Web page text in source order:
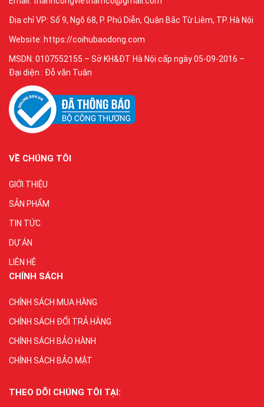
Địa chỉ VP: Số 9, Ngõ 68, P. Phú Diễn, Quận Bắc Từ Liêm, TP. Hà Nội
Website: https://coihubaodong.com
MSDN: 0107552155 – Sở KH&ĐT Hà Nội cấp ngày 05-09-2016 –
Đại diện : Đỗ văn Tuân
VỀ CHÚNG TÔI
GIỚI THIỆU
SẢN PHẨM
TIN TỨC
DỰ ÁN
LIÊN HỆ
CHÍNH SÁCH
CHÍNH SÁCH MUA HÀNG
CHÍNH SÁCH ĐỔI TRẢ HÀNG
CHÍNH SÁCH BẢO HÀNH
CHÍNH SÁCH BẢO MẬT
THEO DÕI CHÚNG TÔI TẠI: